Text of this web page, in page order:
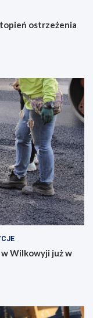
ostrzeżenia
Wilkowyji już w